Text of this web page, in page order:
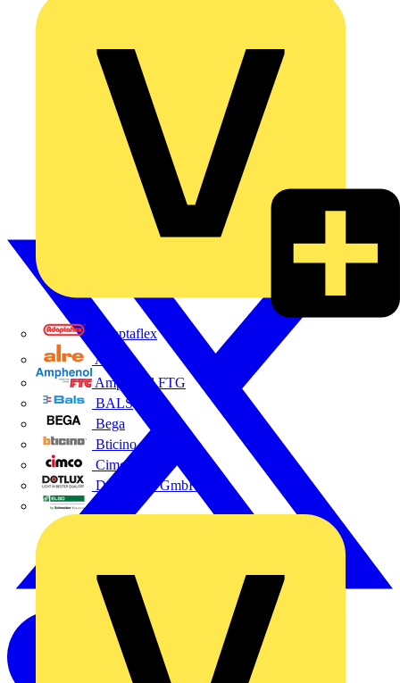
Adaptaflex
Alre
Amphenol FTG
BALS
Bega
Bticino
Cimco
DOTLUX GmbH